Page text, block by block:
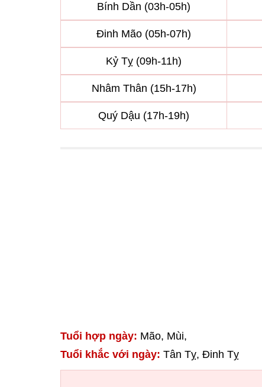
Bính Dần (03h-05h)
Đinh Mão (05h-07h)
Kỷ Tỵ (09h-11h)
Nhâm Thân (15h-17h)
Quý Dậu (17h-19h)
Tuổi hợp ngày: Mão, Mùi,
Tuổi khắc với ngày: Tân Tỵ, Đinh Tỵ